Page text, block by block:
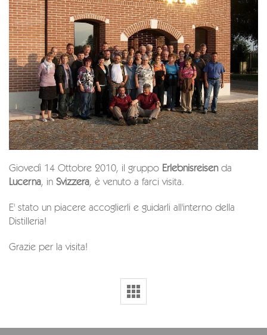
Giovedì 14 Ottobre 2010, il gruppo Erlebnisreisenda
Lucerna, in Svizzera, è venuto a farci visita.
E' stato un piacere accoglierli e guidarli all'interno della
Distilleria!
Grazie per la visita!